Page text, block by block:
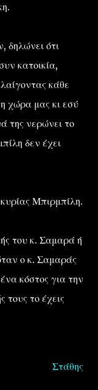
δηλώνει ότι
κατοικία,
κάθε
χώρα μας κι εσύ
της νερώνει το
δεν έχει
Μπιρμπίλη.
του κ. Σαμαρά ή
ο κ. Σαμαράς
κόστος για την
τους το έχεις
Στάθης